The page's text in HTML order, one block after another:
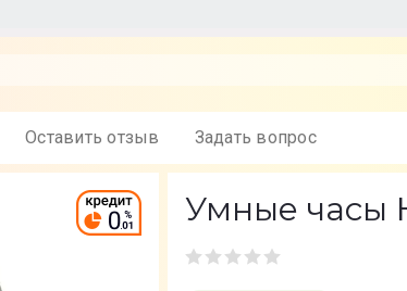
Оставить отзыв Задать вопрос
Умные часы